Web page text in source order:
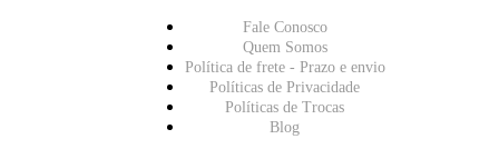
Fale Conosco
Quem Somos
Política de frete - Prazo e envio
Políticas de Privacidade
Políticas de Trocas
Blog